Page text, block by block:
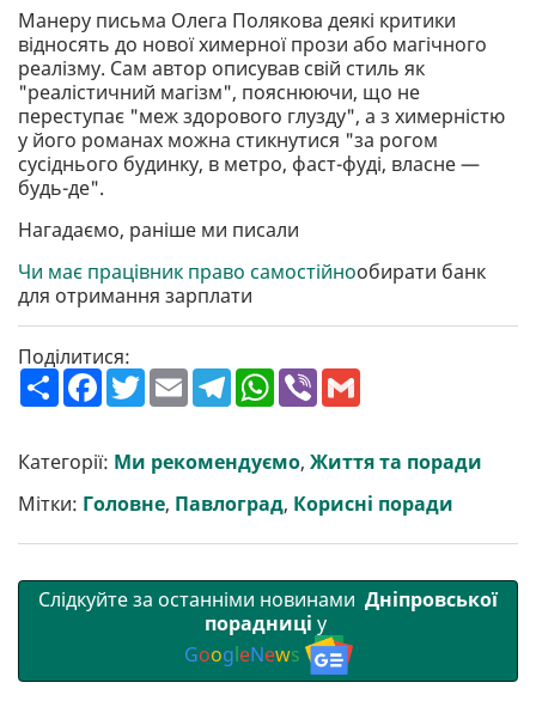
Манеру письма Олега Полякова деякі критики
відносять до нової химерної прози або магічного
реалізму. Сам автор описував свій стиль як
"реалістичний магізм", пояснюючи, що не
переступає "меж здорового глузду", а з химерністю
у його романах можна стикнутися "за рогом
сусіднього будинку, в метро, фаст-фуді, власне —
будь-де".
Нагадаємо, раніше ми писали
Чи має працівник право самостійнообирати банк
для отримання зарплати
Поділитися:
П
о
р
и
т
и
F
a
b
o
o
k
T
w
e
r
E
m
l
T
e
g
r
a
m
W
h
s
A
p
p
V
r l
Категорії: Ми рекомендуємо, Життя та поради
Мітки: Головне, Павлоград, Корисні поради
Слідкуйте за останніми новинами Дніпровської
порадниці у
GoogleNews